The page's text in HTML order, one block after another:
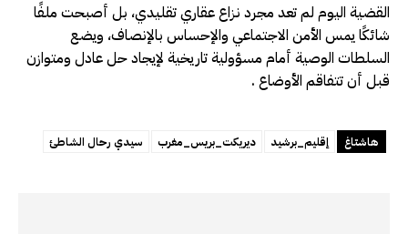
القضية اليوم لم تعد مجرد نزاع عقاري تقليدي، بل أصبحت ملفًا
شائكًا يمس الأمن الاجتماعي والإحساس بالإنصاف، ويضع
السلطات الوصية أمام مسؤولية تاريخية لإيجاد حل عادل ومتوازن
قبل أن تتفاقم الأوضاع .
هاشتاغ إقليم_برشيد ديريكت_بريس_مغرب سيدي رحال الشاطئ